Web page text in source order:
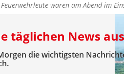
waren am Abend im
täglichen News
die wichtigsten